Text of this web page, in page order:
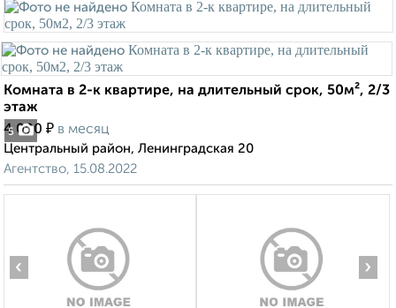
5
Комната в 2-к квартире, на длительный срок, 50м², 2/3
этаж
4 000 ₽ в месяц
Центральный район, Ленинградская 20
Агентство, 15.08.2022
‹ ›